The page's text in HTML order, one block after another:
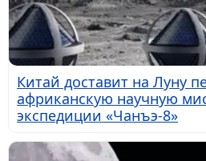
Китай доставит на Луну
африканскую научную
экспедиции «Чанъэ-8»